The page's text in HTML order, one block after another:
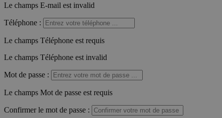
Le champs E-mail est invalid
Téléphone :
Le champs Téléphone est requis
Le champs Téléphone est invalid
Mot de passe :
Le champs Mot de passe est requis
Confirmer le mot de passe :